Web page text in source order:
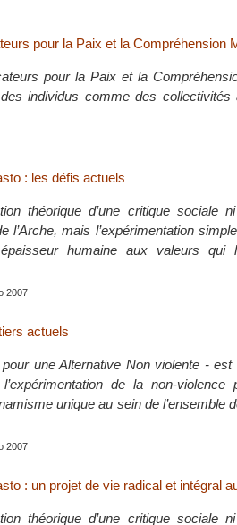
pour la Paix et la Compréhension
pour la Paix et la
individus comme des collectivités
: les défis actuels
théorique d’une critique sociale
l’Arche, mais l’expérimentation
humaine aux valeurs
2007
actuels
une Alternative Non violente - est
de la non-violence
unique au sein de l’ensemble
2007
: un projet de vie radical et intégral
théorique d’une critique sociale